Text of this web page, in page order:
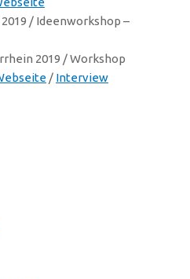
/ Ideenworkshop –
2019 / Workshop
/ Interview